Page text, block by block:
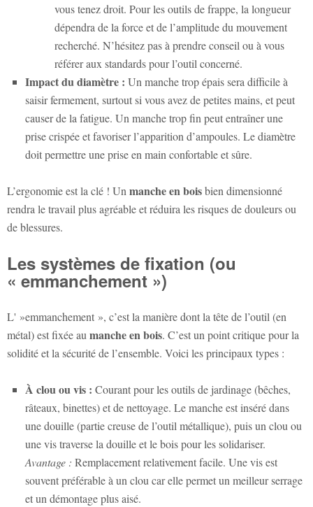
vous tenez droit. Pour les outils de frappe, la longueur
dépendra de la force et de l’amplitude du mouvement
recherché. N’hésitez pas à prendre conseil ou à vous
référer aux standards pour l’outil concerné.
Impact du diamètre : Un manche trop épais sera difficile à
saisir fermement, surtout si vous avez de petites mains, et peut
causer de la fatigue. Un manche trop fin peut entraîner une
prise crispée et favoriser l’apparition d’ampoules. Le diamètre
doit permettre une prise en main confortable et sûre.
L’ergonomie est la clé ! Un manche en boisbien dimensionné
rendra le travail plus agréable et réduira les risques de douleurs ou
de blessures.
Les systèmes de fixation (ou
« emmanchement »)
L' »emmanchement », c’est la manière dont la tête de l’outil (en
métal) est fixée au manche en bois. C’est un point critique pour la
solidité et la sécurité de l’ensemble. Voici les principaux types :
À clou ou vis : Courant pour les outils de jardinage (bêches,
râteaux, binettes) et de nettoyage. Le manche est inséré dans
une douille (partie creuse de l’outil métallique), puis un clou ou
une vis traverse la douille et le bois pour les solidariser.
Avantage : Remplacement relativement facile. Une vis est
souvent préférable à un clou car elle permet un meilleur serrage
et un démontage plus aisé.